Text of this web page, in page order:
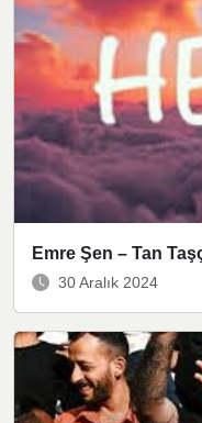
Emre Şen – Tan
30 Aralık 2024